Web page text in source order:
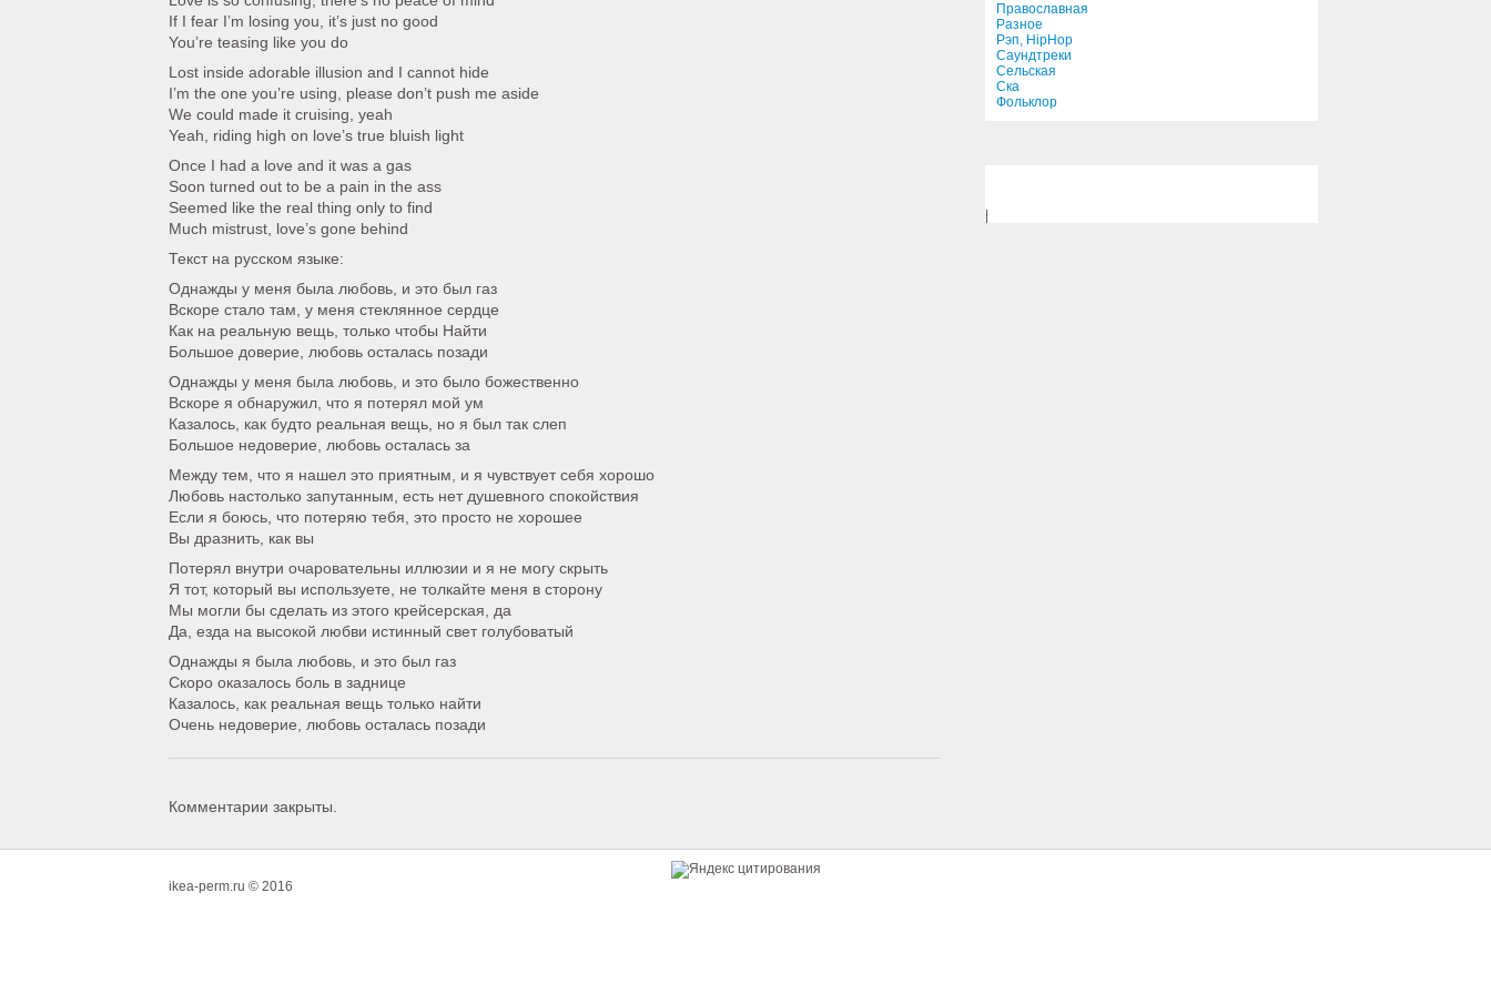
If I fear I’m losing you, it’s just no good
You’re teasing like you do
Lost inside adorable illusion and I cannot hide
I’m the one you’re using, please don’t push me aside
We could made it cruising, yeah
Yeah, riding high on love’s true bluish light
Once I had a love and it was a gas
Soon turned out to be a pain in the ass
Seemed like the real thing only to find
Much mistrust, love’s gone behind
Текст на русском языке:
Однажды у меня была любовь, и это был газ
Вскоре стало там, у меня стеклянное сердце
Как на реальную вещь, только чтобы Найти
Большое доверие, любовь осталась позади
Однажды у меня была любовь, и это было божественно
Вскоре я обнаружил, что я потерял мой ум
Казалось, как будто реальная вещь, но я был так слеп
Большое недоверие, любовь осталась за
Между тем, что я нашел это приятным, и я чувствует себя хорошо
Любовь настолько запутанным, есть нет душевного спокойствия
Если я боюсь, что потеряю тебя, это просто не хорошее
Вы дразнить, как вы
Потерял внутри очаровательны иллюзии и я не могу скрыть
Я тот, который вы используете, не толкайте меня в сторону
Мы могли бы сделать из этого крейсерская, да
Да, езда на высокой любви истинный свет голубоватый
Однажды я была любовь, и это был газ
Скоро оказалось боль в заднице
Казалось, как реальная вещь только найти
Очень недоверие, любовь осталась позади
Комментарии закрыты.
Православная
Разное
Рэп, HipHop
Саундтреки
Сельская
Ска
Фольклор
ikea-perm.ru © 2016